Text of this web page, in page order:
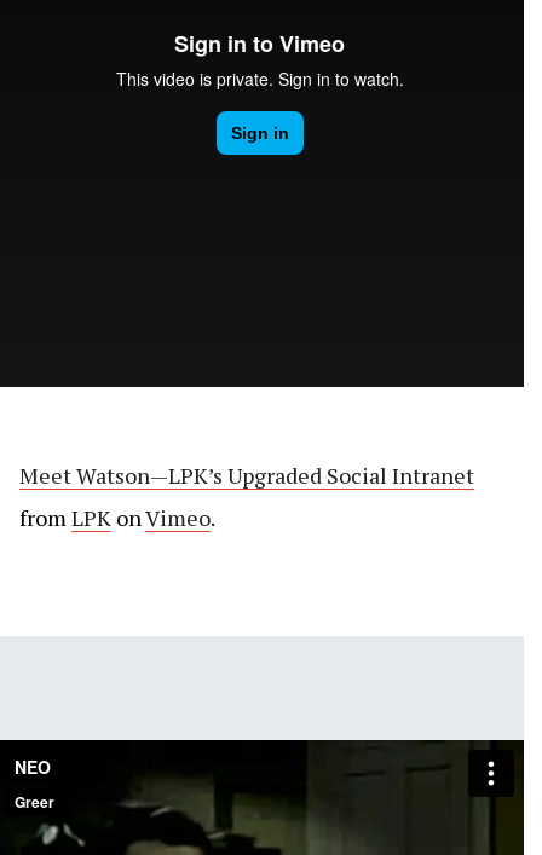
Meet Watson—LPK’s Upgraded Social Intranet
fromLPKonVimeo.